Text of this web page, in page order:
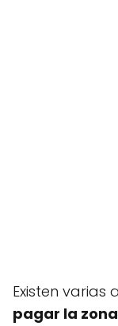
Existen varias
pagar la